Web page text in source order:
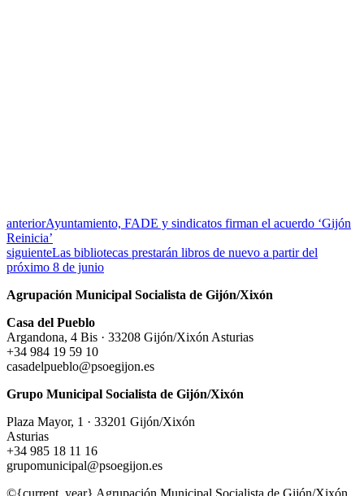
anteriorAyuntamiento, FADE y sindicatos firman el acuerdo ‘Gijón
Reinicia’
siguienteLas bibliotecas prestarán libros de nuevo a partir del
próximo 8 de junio
Agrupación Municipal Socialista de Gijón/Xixón
Casa del Pueblo
Argandona, 4 Bis · 33208 Gijón/Xixón Asturias
+34 984 19 59 10
casadelpueblo@psoegijon.es
Grupo Municipal Socialista de Gijón/Xixón
Plaza Mayor, 1 · 33201 Gijón/Xixón
Asturias
+34 985 18 11 16
grupomunicipal@psoegijon.es
©{current_year} Agrupación Municipal Socialista de Gijón/Xixón.